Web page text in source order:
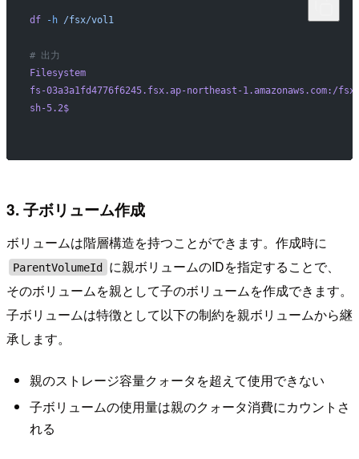
df -h /fsx/vol1
# 出力
Filesystem
fs-03a3a1fd4776f6245.fsx.ap-northeast-1.amazonaws.com:/
sh-5.2$
3. 子ボリューム作成
ボリュームは階層構造を持つことができます。作成時に
ParentVolumeId に親ボリュームのIDを指定することで、
そのボリュームを親として子のボリュームを作成できます。
子ボリュームは特徴として以下の制約を親ボリュームから継
承します。
親のストレージ容量クォータを超えて使用できない
子ボリュームの使用量は親のクォータ消費にカウントさ
れる